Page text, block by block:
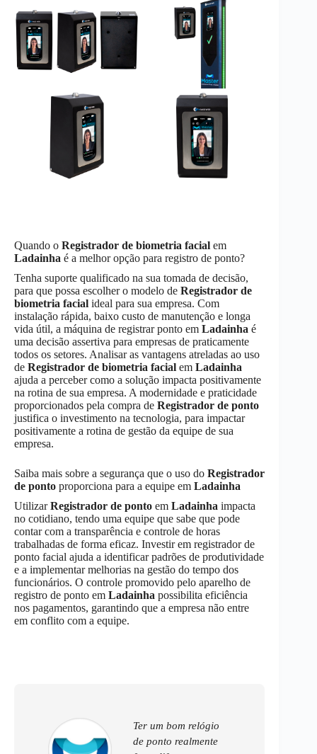
Quando o Registrador de biometria facial em
Ladainha é a melhor opção para registro de ponto?
Tenha suporte qualificado na sua tomada de decisão,
para que possa escolher o modelo de Registrador de
biometria facial ideal para sua empresa. Com
instalação rápida, baixo custo de manutenção e longa
vida útil, a máquina de registrar ponto em Ladainha é
uma decisão assertiva para empresas de praticamente
todos os setores. Analisar as vantagens atreladas ao uso
de Registrador de biometria facial em Ladainha
ajuda a perceber como a solução impacta positivamente
na rotina de sua empresa. A modernidade e praticidade
proporcionados pela compra de Registrador de ponto
justifica o investimento na tecnologia, para impactar
positivamente a rotina de gestão da equipe de sua
empresa.
Saiba mais sobre a segurança que o uso do Registrador
de ponto proporciona para a equipe em Ladainha
UtilizarRegistrador de ponto em Ladainha impacta
no cotidiano, tendo uma equipe que sabe que pode
contar com a transparência e controle de horas
trabalhadas de forma eficaz. Investir em registrador de
ponto facial ajuda a identificar padrões de produtividade
e a implementar melhorias na gestão do tempo dos
funcionários. O controle promovido pelo aparelho de
registro de ponto em Ladainha possibilita eficiência
nos pagamentos, garantindo que a empresa não entre
em conflito com a equipe.
Ter um bom relógio
de ponto realmente